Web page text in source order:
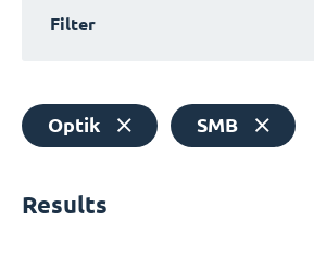
Filter
Optik SMB
Results